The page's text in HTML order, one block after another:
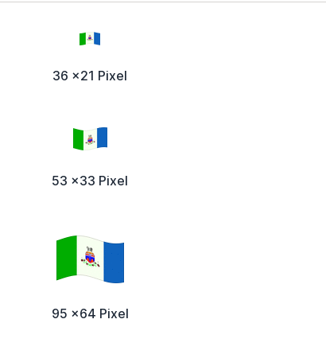
36 x21 Pixel
53 x33 Pixel
95 x64 Pixel